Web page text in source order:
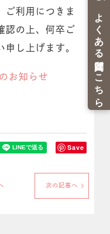
ご利用につきま
認の上、何卒ご
し上げます。
お知らせ
Save
次の記事へ